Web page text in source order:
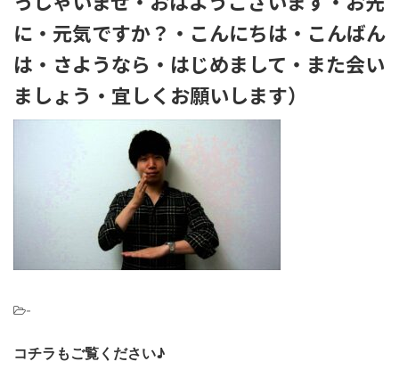
に・元気ですか？・こんにちは・こんばん
は・さようなら・はじめまして・また会い
ましょう・宜しくお願いします）
-
コチラもご覧ください♪